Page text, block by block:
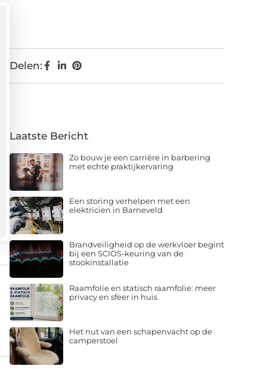
Delen:
Laatste Bericht
Zo bouw je een carrière in barbering
met echte praktijkervaring
Een storing verhelpen met een
elektricien in Barneveld
Brandveiligheid op de werkvloer begint
bij een SCIOS-keuring van de
stookinstallatie
Raamfolie en statisch raamfolie: meer
privacy en sfeer in huis
Het nut van een schapenvacht op de
camperstoel